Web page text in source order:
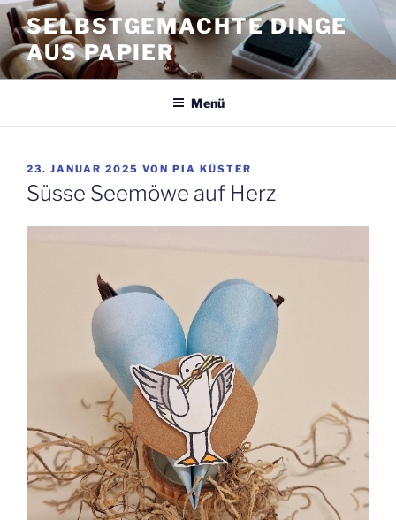
Zum
Inhalt
springen
SELBSTGEMACHTE DINGE
AUS PAPIER
Menü
VERÖFFENTLICHT
AM
23. JANUAR 2025 VON PIA KÜSTER
Süsse Seemöwe auf Herz